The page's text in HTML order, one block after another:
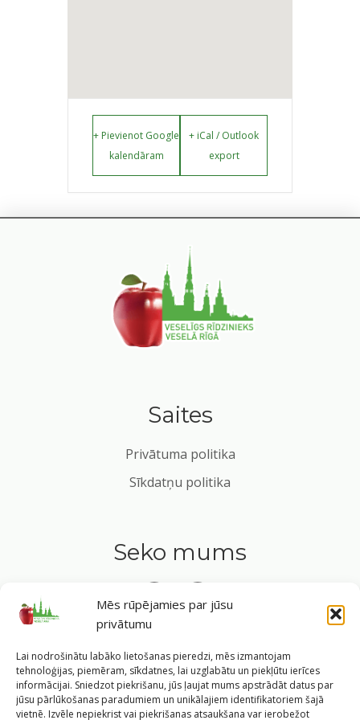
Mēs rūpējamies par jūsu
privātumu
Lai nodrošinātu labāko lietošanas pieredzi, mēs izmantojam
tehnoloģijas, piemēram, sīkdatnes, lai uzglabātu un piekļūtu ierīces
informācijai. Sniedzot piekrišanu, jūs ļaujat mums apstrādāt datus par
jūsu pārlūkošanas paradumiem un unikālajiem identifikatoriem šajā
vietnē. Izvēle nepiekrist vai piekrišanas atsaukšana var ierobežot
+ Pievienot Google
kalendāram
+ iCal / Outlook
export
Saites
Privātuma politika
Sīkdatņu politika
Seko mums